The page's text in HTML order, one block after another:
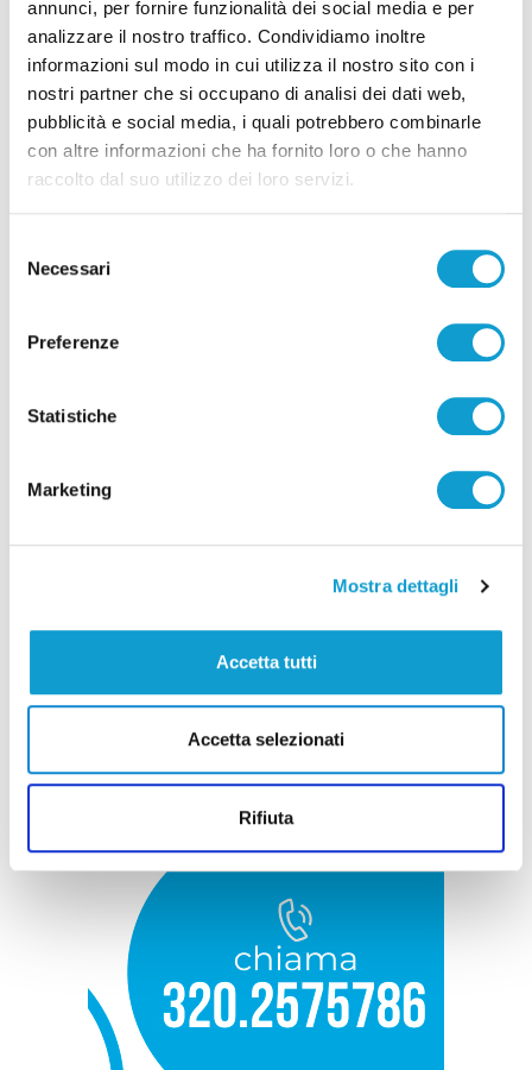
annunci, per fornire funzionalità dei social media e per
analizzare il nostro traffico. Condividiamo inoltre
informazioni sul modo in cui utilizza il nostro sito con i
nostri partner che si occupano di analisi dei dati web,
pubblicità e social media, i quali potrebbero combinarle
con altre informazioni che ha fornito loro o che hanno
raccolto dal suo utilizzo dei loro servizi.
delNecessari
Preferenze
Statistiche
Marketing
Mostra dettagli
Accetta tutti
Accetta selezionati
Rifiuta
Pubblicità